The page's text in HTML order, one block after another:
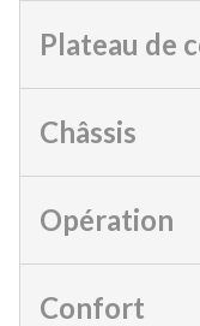
Plateau de
Châssis
Opération
Confort